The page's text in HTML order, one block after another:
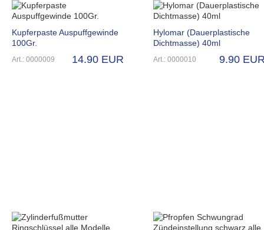
Kupferpaste Auspuffgewinde
100Gr.
Art.: 0000009 14.90 EUR
Hylomar (Dauerplastische
Dichtmasse) 40ml
Art.: 0000010 9.90